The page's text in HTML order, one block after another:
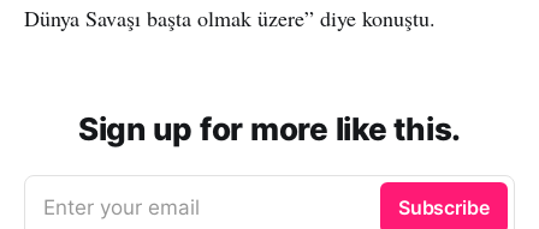
Dünya Savaşı başta olmak üzere” diye konuştu.
Sign up for more like this.
Enter your email Subscribe